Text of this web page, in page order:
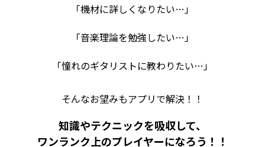
「機材に詳しくなりたい…」
「音楽理論を勉強したい…」
「憧れのギタリストに教わりたい…」
そんなお望みもアプリで解決！！
知識やテクニックを吸収して、
ワンランク上のプレイヤーになろう！！